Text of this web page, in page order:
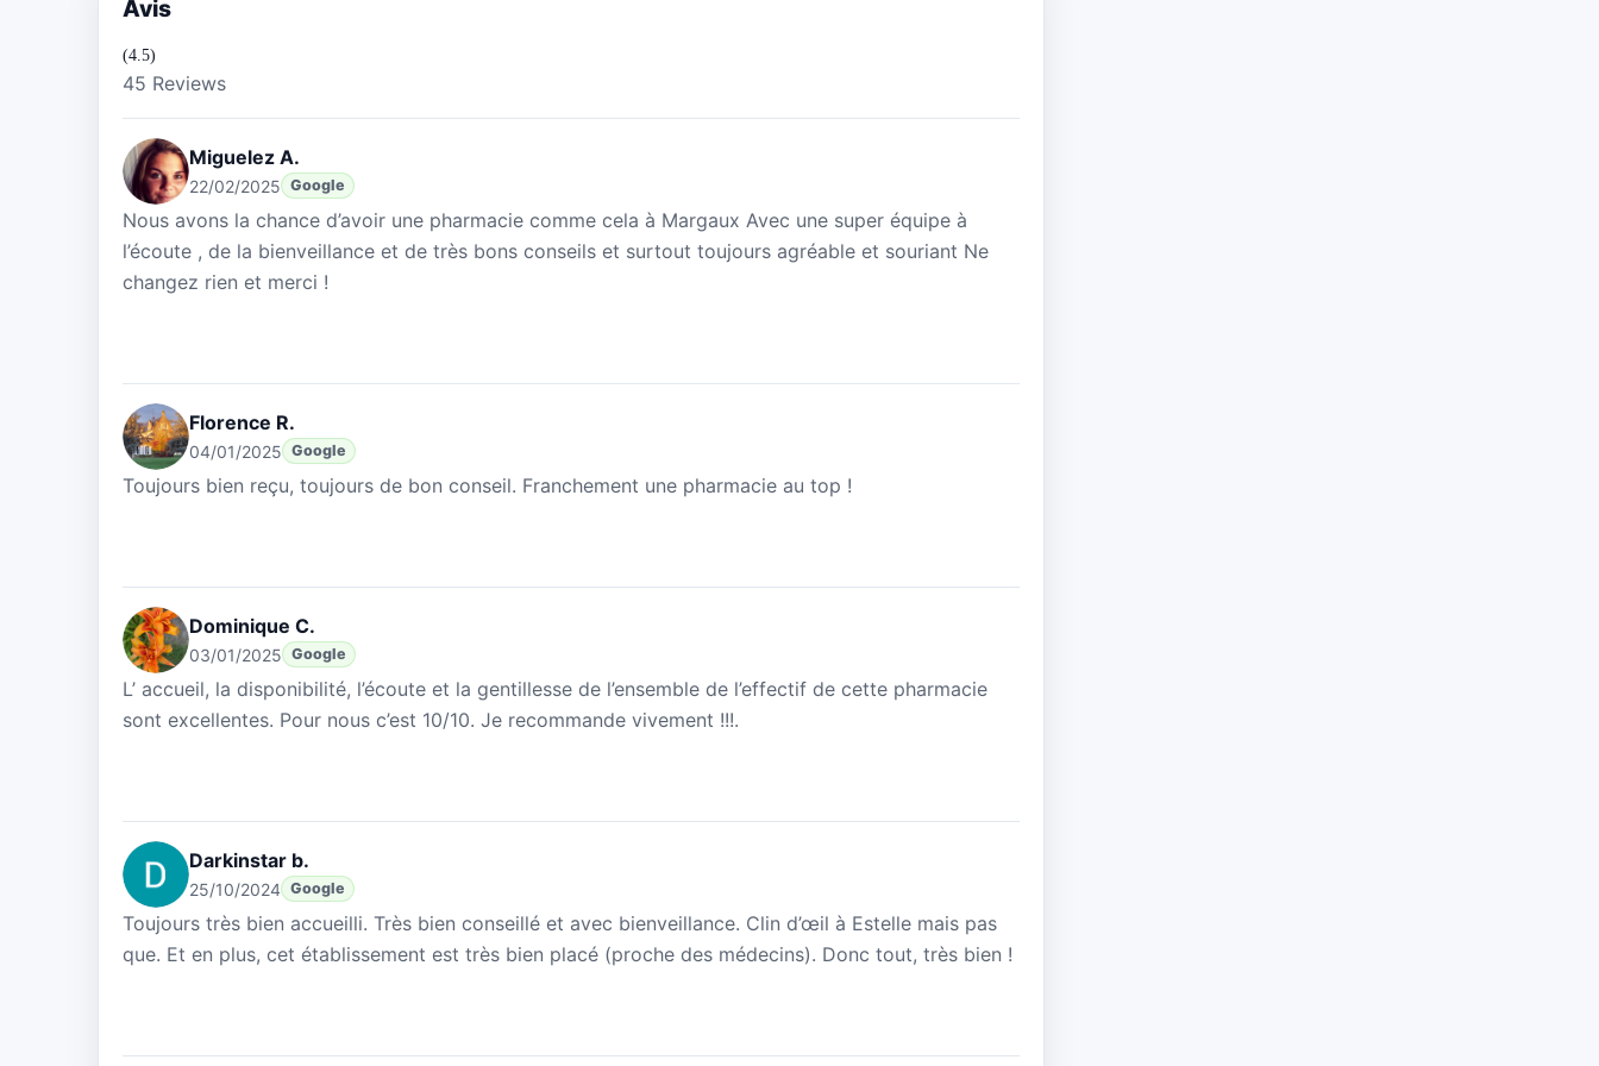
Avis
(4.5)
45 Reviews
Miguelez A.
22/02/2025 Google
Nous avons la chance d’avoir une pharmacie comme cela à Margaux Avec une super équipe à
l’écoute , de la bienveillance et de très bons conseils et surtout toujours agréable et souriant Ne
changez rien et merci !
Florence R.
04/01/2025 Google
Toujours bien reçu, toujours de bon conseil. Franchement une pharmacie au top !
Dominique C.
03/01/2025 Google
L’ accueil, la disponibilité, l’écoute et la gentillesse de l’ensemble de l’effectif de cette pharmacie
sont excellentes. Pour nous c’est 10/10. Je recommande vivement !!!.
Darkinstar b.
25/10/2024 Google
Toujours très bien accueilli. Très bien conseillé et avec bienveillance. Clin d’œil à Estelle mais pas
que. Et en plus, cet établissement est très bien placé (proche des médecins). Donc tout, très bien !